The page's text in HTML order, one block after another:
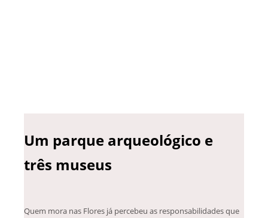
Um parque arqueológico e
três museus
Quem mora nas Flores já percebeu as responsabilidades que